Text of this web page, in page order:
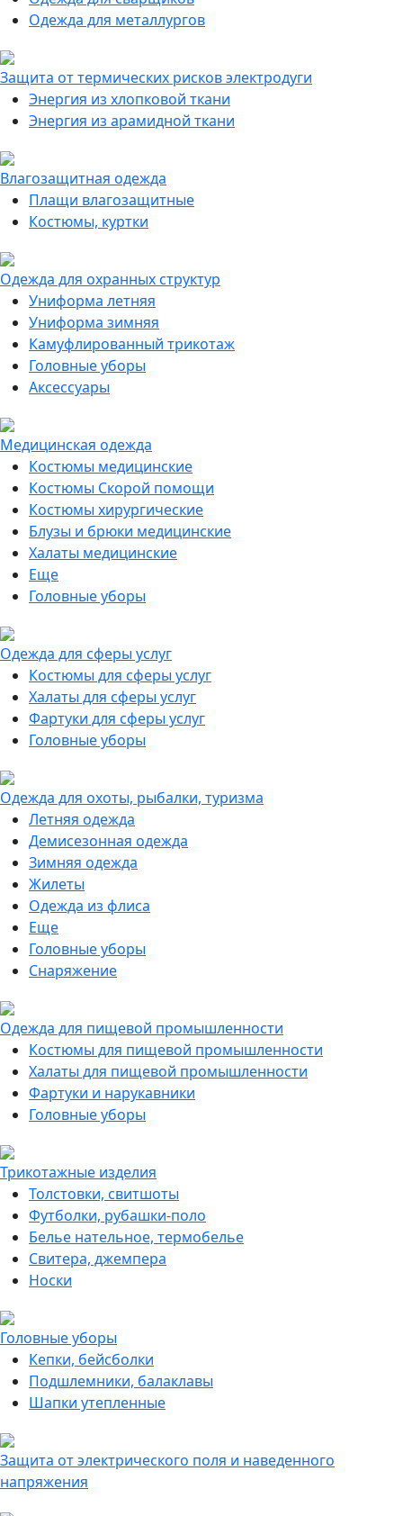
Одежда для металлургов
Защита от термических рисков электродуги
Энергия из хлопковой ткани
Энергия из арамидной ткани
Влагозащитная одежда
Плащи влагозащитные
Костюмы, куртки
Одежда для охранных структур
Униформа летняя
Униформа зимняя
Камуфлированный трикотаж
Головные уборы
Аксессуары
Медицинская одежда
Костюмы медицинские
Костюмы Скорой помощи
Костюмы хирургические
Блузы и брюки медицинские
Халаты медицинские
Еще
Головные уборы
Одежда для сферы услуг
Костюмы для сферы услуг
Халаты для сферы услуг
Фартуки для сферы услуг
Головные уборы
Одежда для охоты, рыбалки, туризма
Летняя одежда
Демисезонная одежда
Зимняя одежда
Жилеты
Одежда из флиса
Еще
Головные уборы
Снаряжение
Одежда для пищевой промышленности
Костюмы для пищевой промышленности
Халаты для пищевой промышленности
Фартуки и нарукавники
Головные уборы
Трикотажные изделия
Толстовки, свитшоты
Футболки, рубашки-поло
Белье нательное, термобелье
Свитера, джемпера
Носки
Головные уборы
Кепки, бейсболки
Подшлемники, балаклавы
Шапки утепленные
Защита от электрического поля и наведенного
напряжения